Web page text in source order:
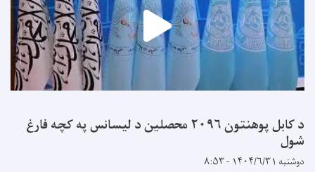
د کابل پوهنتون ۲۰۹۶ محصلین د لیسانس په کچه فارغ
شول
دوشنبه ۱۴۰۴/۶/۳۱ - ۸:۵۳